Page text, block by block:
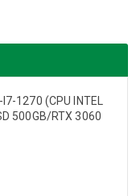
I7-1270 (CPU INTEL
500GB/RTX 3060